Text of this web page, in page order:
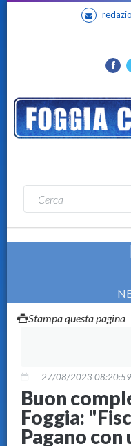
Stampa questa pagina
27/08/2023 08:20:59
Buon
Foggia:
Pagano con